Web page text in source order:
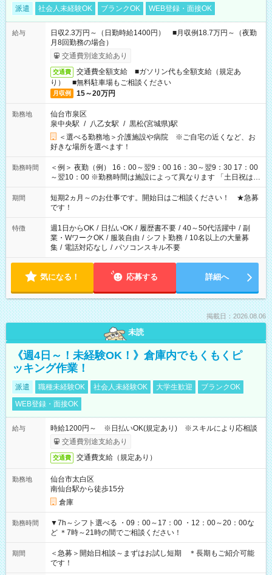
派遣 社会人未経験OK ブランクOK WEB登録・面接OK
給与
日収2.3万円～（日勤時給1400円） ■月収例18.7万円～（夜勤
月8回勤務の場合）
交通費別途支給あり
交通費
交通費全額支給 ■ガソリン代も全額支給（規定あ
り） ■無料駐車場もご相談ください
月収例 15～20万円
勤務地
仙台市泉区
泉中央駅 / 八乙女駅 / 黒松(宮城県)駅
＜選べる勤務地＞介護施設や病院 ※ご自宅の近くなど、お
好きな場所を選べます！
勤務時間
＜例＞ 夜勤（例） 16：00～翌9：00 16：30～翌9：30 17：00
～翌10：00 ※勤務時間は施設によって異なります 「土日祝は休
みたい」 「しっかり稼ぎたい」 「もう少し遅い時間から始めた
い」など ご希望にあったお仕事をご案内いたします。 ※未経験
の方の場合は1～2ヶ月間は日中での仕事を経験いただき、 お
仕事に慣れてからの夜勤になります。 ★家庭の都合でお休みが
必要な場合も遠慮なくご相談ください。
期間
短期2ヵ月～のお仕事です。開始日はご相談ください！ ★急募
です！
特徴 週1日からOK / 日払いOK / 履歴書不要 / 40～50代活躍中 / 副
業・WワークOK / 服装自由 / シフト勤務 / 10名以上の大量募
集 / 電話対応なし / パソコンスキル不要
気になる！ 応募する 詳細へ
掲載日：2026.08.06
未読
《週4日～！未経験OK！》倉庫内でもくもくピ
ッキング作業！
派遣 職種未経験OK 社会人未経験OK 大学生歓迎
ブランクOK
WEB登録・面接OK
給与
時給1200円～ ※日払いOK(規定あり) ※スキルにより応相談
交通費別途支給あり
交通費 交通費支給（規定あり）
勤務地
仙台市太白区
南仙台駅から徒歩15分
倉庫
勤務時間
▼7h～シフト選べる ・09：00～17：00 ・12：00～20：00な
ど ＊7時～21時の間でご相談ください！
期間
＜急募＞開始日相談～まずはお試し短期 ＊長期もご紹介可能
です！